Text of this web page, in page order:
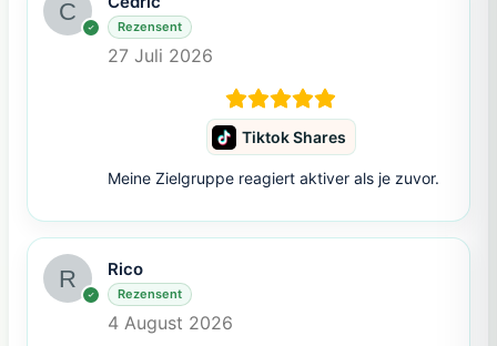
Rezensent
27 Juli 2026
Tiktok Shares
Meine Zielgruppe reagiert aktiver als je zuvor.
Rico
Rezensent
4 August 2026